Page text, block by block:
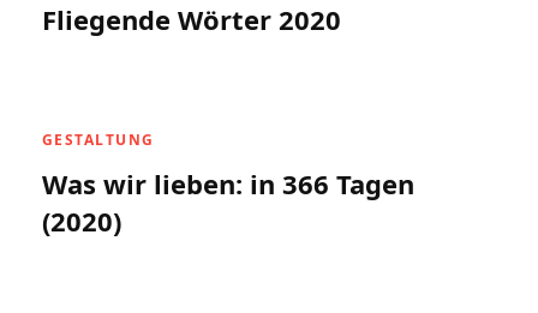
Fliegende Wörter 2020
GESTALTUNG
Was wir lieben: in 366 Tagen
(2020)